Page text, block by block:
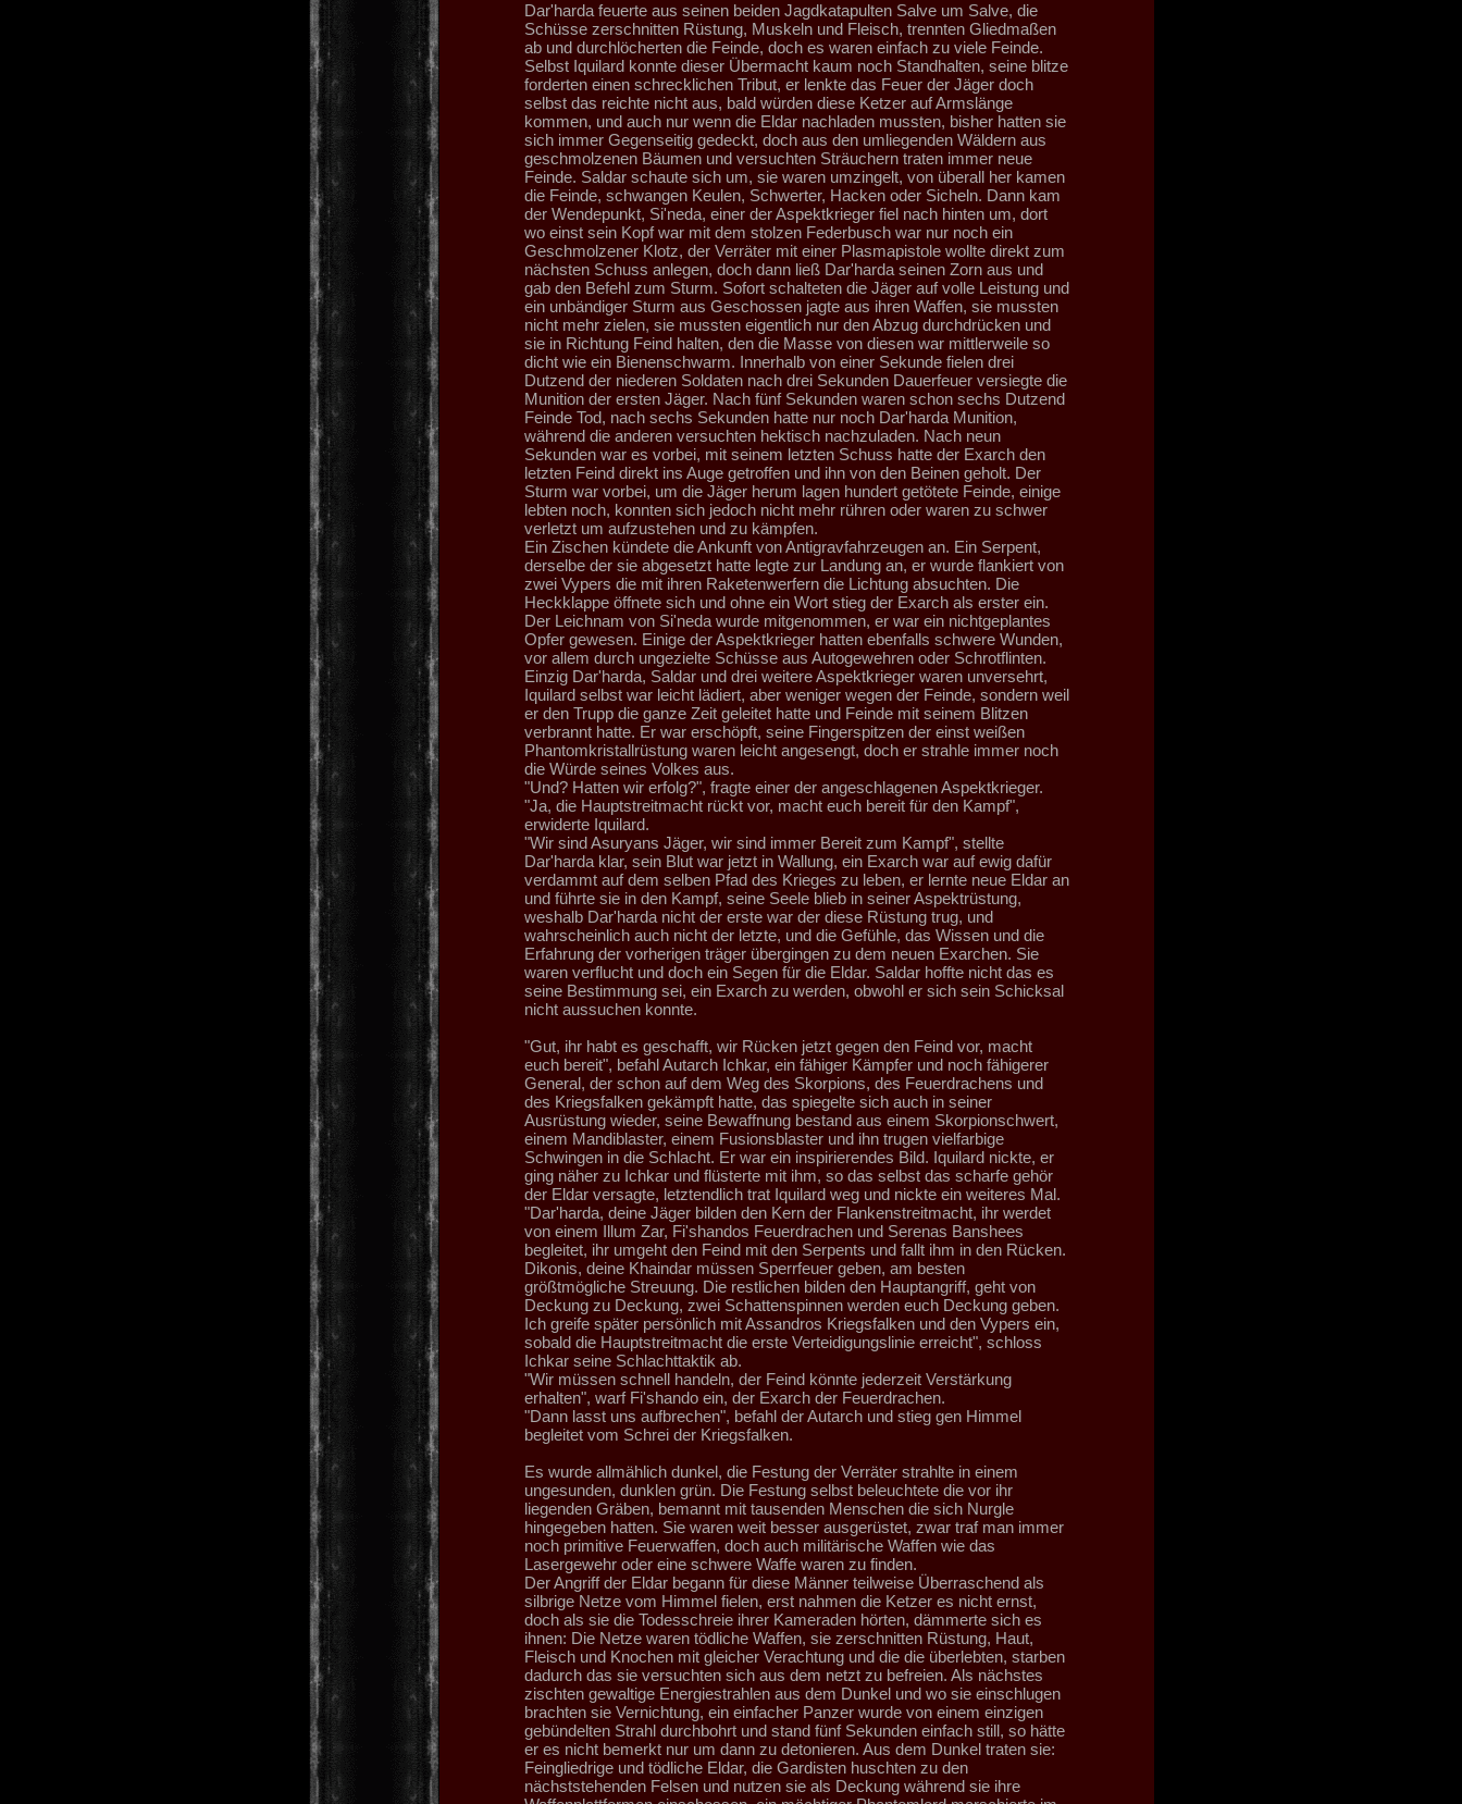
Dar'harda feuerte aus seinen beiden Jagdkatapulten Salve um Salve, die
Schüsse zerschnitten Rüstung, Muskeln und Fleisch, trennten Gliedmaßen
ab und durchlöcherten die Feinde, doch es waren einfach zu viele Feinde.
Selbst Iquilard konnte dieser Übermacht kaum noch Standhalten, seine blitze
forderten einen schrecklichen Tribut, er lenkte das Feuer der Jäger doch
selbst das reichte nicht aus, bald würden diese Ketzer auf Armslänge
kommen, und auch nur wenn die Eldar nachladen mussten, bisher hatten sie
sich immer Gegenseitig gedeckt, doch aus den umliegenden Wäldern aus
geschmolzenen Bäumen und versuchten Sträuchern traten immer neue
Feinde. Saldar schaute sich um, sie waren umzingelt, von überall her kamen
die Feinde, schwangen Keulen, Schwerter, Hacken oder Sicheln. Dann kam
der Wendepunkt, Si'neda, einer der Aspektkrieger fiel nach hinten um, dort
wo einst sein Kopf war mit dem stolzen Federbusch war nur noch ein
Geschmolzener Klotz, der Verräter mit einer Plasmapistole wollte direkt zum
nächsten Schuss anlegen, doch dann ließ Dar'harda seinen Zorn aus und
gab den Befehl zum Sturm. Sofort schalteten die Jäger auf volle Leistung und
ein unbändiger Sturm aus Geschossen jagte aus ihren Waffen, sie mussten
nicht mehr zielen, sie mussten eigentlich nur den Abzug durchdrücken und
sie in Richtung Feind halten, den die Masse von diesen war mittlerweile so
dicht wie ein Bienenschwarm. Innerhalb von einer Sekunde fielen drei
Dutzend der niederen Soldaten nach drei Sekunden Dauerfeuer versiegte die
Munition der ersten Jäger. Nach fünf Sekunden waren schon sechs Dutzend
Feinde Tod, nach sechs Sekunden hatte nur noch Dar'harda Munition,
während die anderen versuchten hektisch nachzuladen. Nach neun
Sekunden war es vorbei, mit seinem letzten Schuss hatte der Exarch den
letzten Feind direkt ins Auge getroffen und ihn von den Beinen geholt. Der
Sturm war vorbei, um die Jäger herum lagen hundert getötete Feinde, einige
lebten noch, konnten sich jedoch nicht mehr rühren oder waren zu schwer
verletzt um aufzustehen und zu kämpfen.
Ein Zischen kündete die Ankunft von Antigravfahrzeugen an. Ein Serpent,
derselbe der sie abgesetzt hatte legte zur Landung an, er wurde flankiert von
zwei Vypers die mit ihren Raketenwerfern die Lichtung absuchten. Die
Heckklappe öffnete sich und ohne ein Wort stieg der Exarch als erster ein.
Der Leichnam von Si'neda wurde mitgenommen, er war ein nichtgeplantes
Opfer gewesen. Einige der Aspektkrieger hatten ebenfalls schwere Wunden,
vor allem durch ungezielte Schüsse aus Autogewehren oder Schrotflinten.
Einzig Dar'harda, Saldar und drei weitere Aspektkrieger waren unversehrt,
Iquilard selbst war leicht lädiert, aber weniger wegen der Feinde, sondern weil
er den Trupp die ganze Zeit geleitet hatte und Feinde mit seinem Blitzen
verbrannt hatte. Er war erschöpft, seine Fingerspitzen der einst weißen
Phantomkristallrüstung waren leicht angesengt, doch er strahle immer noch
die Würde seines Volkes aus.
"Und? Hatten wir erfolg?", fragte einer der angeschlagenen Aspektkrieger.
"Ja, die Hauptstreitmacht rückt vor, macht euch bereit für den Kampf",
erwiderte Iquilard.
"Wir sind Asuryans Jäger, wir sind immer Bereit zum Kampf", stellte
Dar'harda klar, sein Blut war jetzt in Wallung, ein Exarch war auf ewig dafür
verdammt auf dem selben Pfad des Krieges zu leben, er lernte neue Eldar an
und führte sie in den Kampf, seine Seele blieb in seiner Aspektrüstung,
weshalb Dar'harda nicht der erste war der diese Rüstung trug, und
wahrscheinlich auch nicht der letzte, und die Gefühle, das Wissen und die
Erfahrung der vorherigen träger übergingen zu dem neuen Exarchen. Sie
waren verflucht und doch ein Segen für die Eldar. Saldar hoffte nicht das es
seine Bestimmung sei, ein Exarch zu werden, obwohl er sich sein Schicksal
nicht aussuchen konnte.
"Gut, ihr habt es geschafft, wir Rücken jetzt gegen den Feind vor, macht
euch bereit", befahl Autarch Ichkar, ein fähiger Kämpfer und noch fähigerer
General, der schon auf dem Weg des Skorpions, des Feuerdrachens und
des Kriegsfalken gekämpft hatte, das spiegelte sich auch in seiner
Ausrüstung wieder, seine Bewaffnung bestand aus einem Skorpionschwert,
einem Mandiblaster, einem Fusionsblaster und ihn trugen vielfarbige
Schwingen in die Schlacht. Er war ein inspirierendes Bild. Iquilard nickte, er
ging näher zu Ichkar und flüsterte mit ihm, so das selbst das scharfe gehör
der Eldar versagte, letztendlich trat Iquilard weg und nickte ein weiteres Mal.
"Dar'harda, deine Jäger bilden den Kern der Flankenstreitmacht, ihr werdet
von einem Illum Zar, Fi'shandos Feuerdrachen und Serenas Banshees
begleitet, ihr umgeht den Feind mit den Serpents und fallt ihm in den Rücken.
Dikonis, deine Khaindar müssen Sperrfeuer geben, am besten
größtmögliche Streuung. Die restlichen bilden den Hauptangriff, geht von
Deckung zu Deckung, zwei Schattenspinnen werden euch Deckung geben.
Ich greife später persönlich mit Assandros Kriegsfalken und den Vypers ein,
sobald die Hauptstreitmacht die erste Verteidigungslinie erreicht", schloss
Ichkar seine Schlachttaktik ab.
"Wir müssen schnell handeln, der Feind könnte jederzeit Verstärkung
erhalten", warf Fi'shando ein, der Exarch der Feuerdrachen.
"Dann lasst uns aufbrechen", befahl der Autarch und stieg gen Himmel
begleitet vom Schrei der Kriegsfalken.
Es wurde allmählich dunkel, die Festung der Verräter strahlte in einem
ungesunden, dunklen grün. Die Festung selbst beleuchtete die vor ihr
liegenden Gräben, bemannt mit tausenden Menschen die sich Nurgle
hingegeben hatten. Sie waren weit besser ausgerüstet, zwar traf man immer
noch primitive Feuerwaffen, doch auch militärische Waffen wie das
Lasergewehr oder eine schwere Waffe waren zu finden.
Der Angriff der Eldar begann für diese Männer teilweise Überraschend als
silbrige Netze vom Himmel fielen, erst nahmen die Ketzer es nicht ernst,
doch als sie die Todesschreie ihrer Kameraden hörten, dämmerte sich es
ihnen: Die Netze waren tödliche Waffen, sie zerschnitten Rüstung, Haut,
Fleisch und Knochen mit gleicher Verachtung und die die überlebten, starben
dadurch das sie versuchten sich aus dem netzt zu befreien. Als nächstes
zischten gewaltige Energiestrahlen aus dem Dunkel und wo sie einschlugen
brachten sie Vernichtung, ein einfacher Panzer wurde von einem einzigen
gebündelten Strahl durchbohrt und stand fünf Sekunden einfach still, so hätte
er es nicht bemerkt nur um dann zu detonieren. Aus dem Dunkel traten sie:
Feingliedrige und tödliche Eldar, die Gardisten huschten zu den
nächststehenden Felsen und nutzen sie als Deckung während sie ihre